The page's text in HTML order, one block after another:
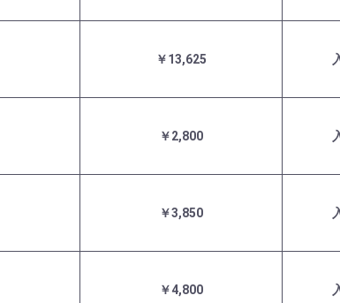
￥13,625
￥2,800
￥3,850
￥4,800